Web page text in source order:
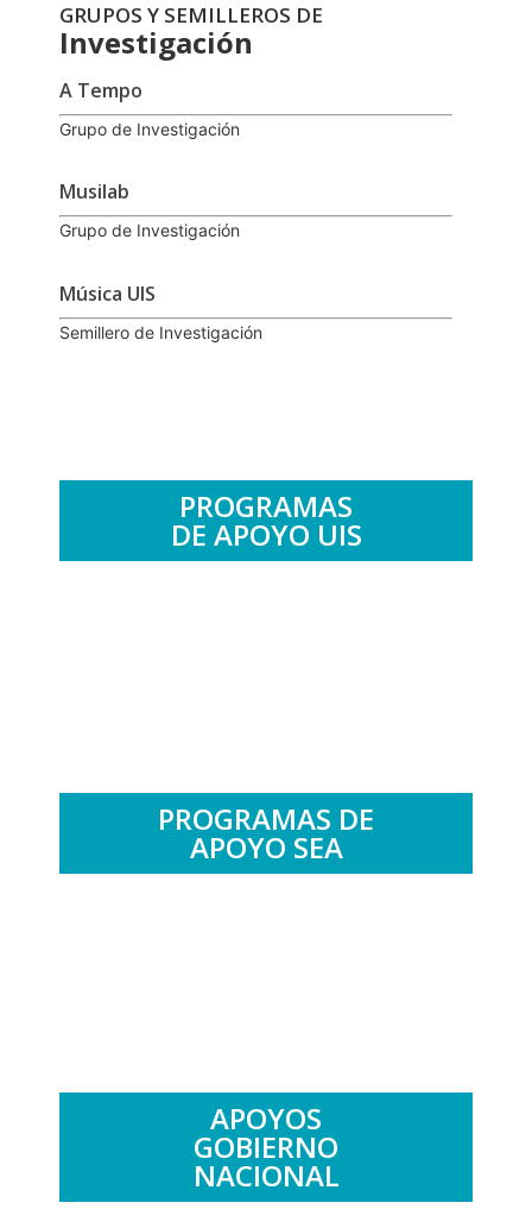
GRUPOS Y SEMILLEROS DE
Investigación
A Tempo
Grupo de Investigación
Musilab
Grupo de Investigación
Música UIS
Semillero de Investigación
PROGRAMAS
DE APOYO UIS
PROGRAMAS DE
APOYO SEA
APOYOS
GOBIERNO
NACIONAL